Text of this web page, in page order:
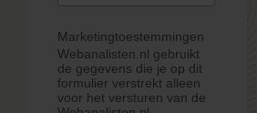
Marketingtoestemmingen
Webanalisten.nl gebruikt
de gegevens die je op dit
formulier verstrekt alleen
voor het versturen van de